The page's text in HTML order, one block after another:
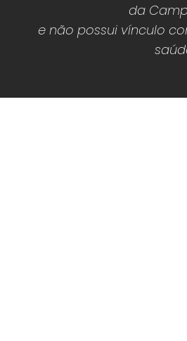
da
e não possui vínculo